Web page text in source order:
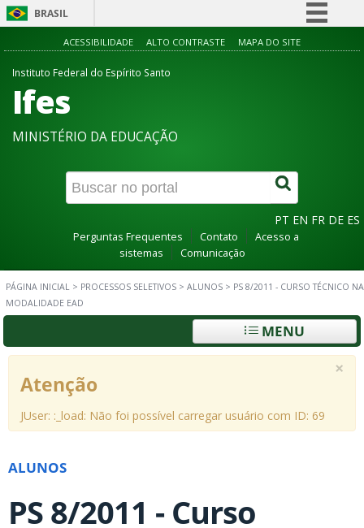
BRASIL
Simplifique!
Canais
ACESSIBILIDADE ALTO CONTRASTE MAPA DO SITE
Instituto Federal do Espírito Santo
Ifes
MINISTÉRIO DA EDUCAÇÃO
PT EN FR DE ES
Perguntas Frequentes Contato
Acesso a
sistemas
Comunicação
PÁGINA INICIAL > PROCESSOS SELETIVOS > ALUNOS > PS 8/2011 - CURSO TÉCNICO NA
MODALIDADE EAD
MENU
×
Atenção
JUser: :_load: Não foi possível carregar usuário com ID: 69
ALUNOS
PS 8/2011 - Curso